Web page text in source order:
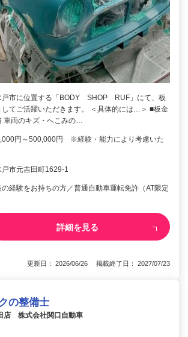
戸市に位置する「BODY SHOP RUF」にて、板
してご活躍いただきます。 ＜具体的には…＞ ■板金
車両のキズ・へこみの…
円～500,000円 ※経験・能力により考慮いた
戸市元吉田町1629-1
経験をお持ちの方／普通自動車運転免許（AT限定
詳細を見る
更新日： 2026/06/26 掲載終了日： 2027/07/23
の整備士
店 株式会社関口自動車